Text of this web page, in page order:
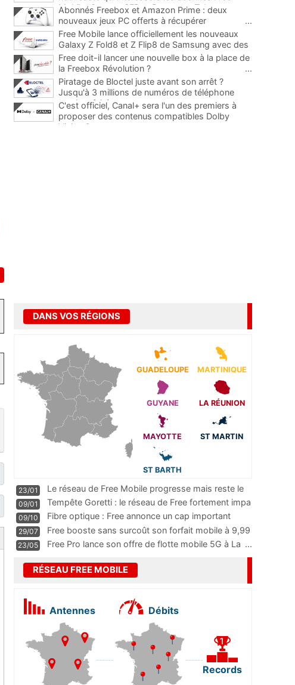
Mobile, Orange, SFR et Bouygues Telecom
Abonnés Freebox et Amazon Prime : deux
nouveaux jeux PC offerts à récupérer
...
Free Mobile lance officiellement les nouveaux
Galaxy Z Fold8 et Z Flip8 de Samsung avec des
promos et des cadeaux
...
Free doit-il lancer une nouvelle box à la place de
la Freebox Révolution ?
...
Piratage de Bloctel juste avant son arrêt ?
Jusqu'à 3 millions de numéros de téléphone
auraient fuité
C'est officiel, Canal+ sera l'un des premiers à
proposer des contenus compatibles Dolby
Vision 2
DANS VOS RÉGIONS
GUADELOUPE MARTINIQUE
GUYANE LA RÉUNION
MAYOTTE ST MARTIN
ST BARTH
23/01
Le réseau de Free Mobile progresse mais reste le
m
...
09/01
Tempête Goretti : le réseau de Free fortement impa
09/10
Fibre optique : Free annonce un cap important
pass
...
29/07
Free booste sans surcoût son forfait mobile à 9,99
23/05 Free Pro lance son offre de flotte mobile 5G à La ...
RÉSEAU FREE MOBILE
Antennes Débits
Records